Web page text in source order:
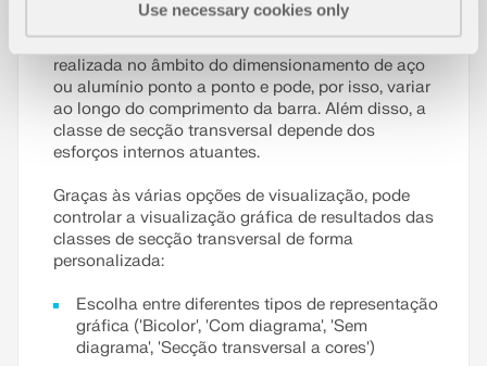
Use necessary cookies only
Dimensionamento de aço e Dimensionamento de
alumínio. A classificação de secção transversal é
realizada no âmbito do dimensionamento de aço
ou alumínio ponto a ponto e pode, por isso, variar
ao longo do comprimento da barra. Além disso, a
classe de secção transversal depende dos
esforços internos atuantes.
Graças às várias opções de visualização, pode
controlar a visualização gráfica de resultados das
classes de secção transversal de forma
personalizada:
Escolha entre diferentes tipos de representação
gráfica ('Bicolor', 'Com diagrama', 'Sem
diagrama', 'Secção transversal a cores')